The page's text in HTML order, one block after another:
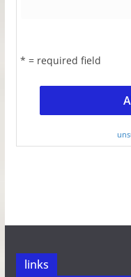
* = required field
links